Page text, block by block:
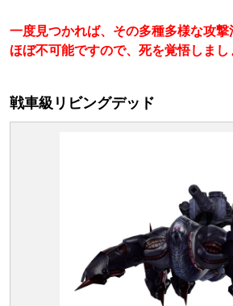
一度見つかれば、その多種多様な攻
ほぼ不可能ですので、死を覚悟しまし
戦車級リビングデッド